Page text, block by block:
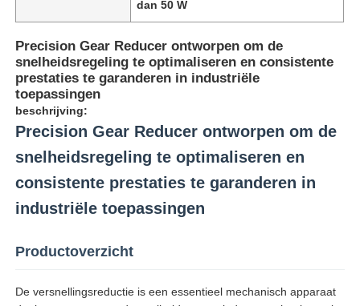
dan 50 W
Precision Gear Reducer ontworpen om de
snelheidsregeling te optimaliseren en consistente
prestaties te garanderen in industriële
toepassingen
beschrijving:
Precision Gear Reducer ontworpen om de
snelheidsregeling te optimaliseren en
consistente prestaties te garanderen in
industriële toepassingen
Productoverzicht
De versnellingsreductie is een essentieel mechanisch apparaat